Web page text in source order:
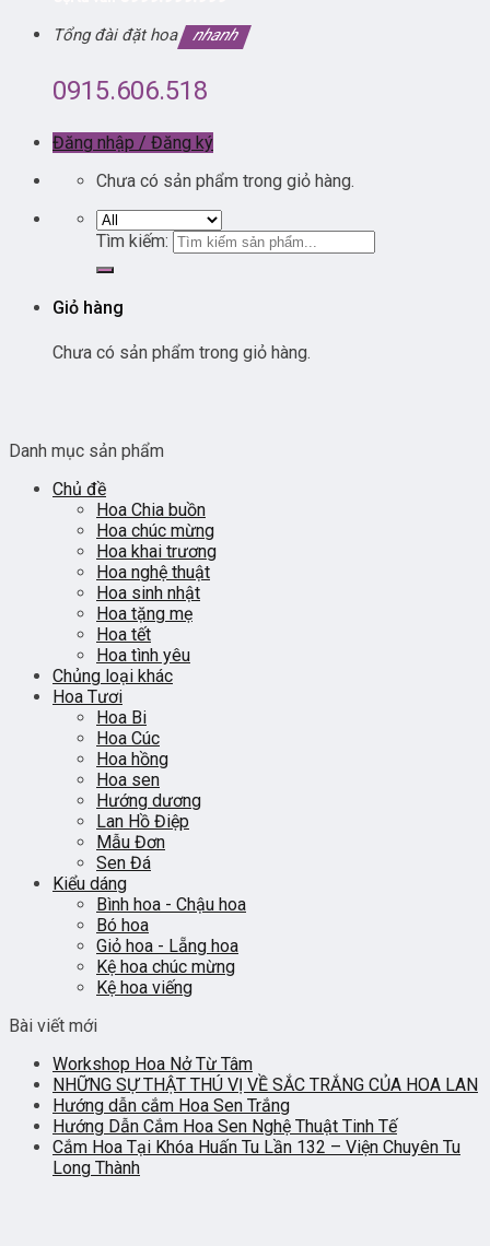
Tổng đài đặt hoa nhanh
0915.606.518
Đăng nhập / Đăng ký
Chưa có sản phẩm trong giỏ hàng.
Tìm kiếm:
Giỏ hàng
Chưa có sản phẩm trong giỏ hàng.
Danh mục sản phẩm
Chủ đề
Hoa Chia buồn
Hoa chúc mừng
Hoa khai trương
Hoa nghệ thuật
Hoa sinh nhật
Hoa tặng mẹ
Hoa tết
Hoa tình yêu
Chủng loại khác
Hoa Tươi
Hoa Bi
Hoa Cúc
Hoa hồng
Hoa sen
Hướng dương
Lan Hồ Điệp
Mẫu Đơn
Sen Đá
Kiểu dáng
Bình hoa - Chậu hoa
Bó hoa
Giỏ hoa - Lẵng hoa
Kệ hoa chúc mừng
Kệ hoa viếng
Bài viết mới
Workshop Hoa Nở Từ Tâm
NHỮNG SỰ THẬT THÚ VỊ VỀ SẮC TRẮNG CỦA HOA LAN
Hướng dẫn cắm Hoa Sen Trắng
Hướng Dẫn Cắm Hoa Sen Nghệ Thuật Tinh Tế
Cắm Hoa Tại Khóa Huấn Tu Lần 132 – Viện Chuyên Tu
Long Thành